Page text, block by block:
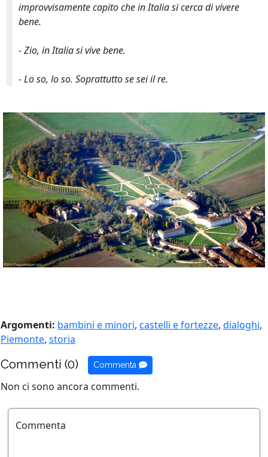
improvvisamente capito che in Italia si cerca di vivere
bene.
- Zio, in Italia si vive bene.
- Lo so, lo so. Soprattutto se sei il re.
Argomenti: bambini e minori, castelli e fortezze, dialoghi,
Piemonte, storia
Commenti (0) Commenta
Non ci sono ancora commenti.
Commenta